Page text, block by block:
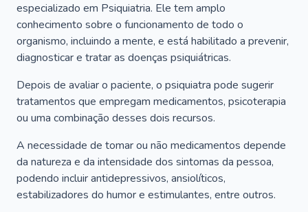
especializado em Psiquiatria. Ele tem amplo
conhecimento sobre o funcionamento de todo o
organismo, incluindo a mente, e está habilitado a prevenir,
diagnosticar e tratar as doenças psiquiátricas.
Depois de avaliar o paciente, o psiquiatra pode sugerir
tratamentos que empregam medicamentos, psicoterapia
ou uma combinação desses dois recursos.
A necessidade de tomar ou não medicamentos depende
da natureza e da intensidade dos sintomas da pessoa,
podendo incluir antidepressivos, ansiolíticos,
estabilizadores do humor e estimulantes, entre outros.